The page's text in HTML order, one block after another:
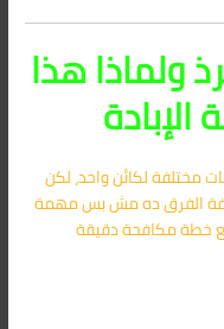
ولماذا هذا
مختلفة لكائن واحد، لكن
الفرق ده مش بس مهمة
خطة مكافحة دقيقة